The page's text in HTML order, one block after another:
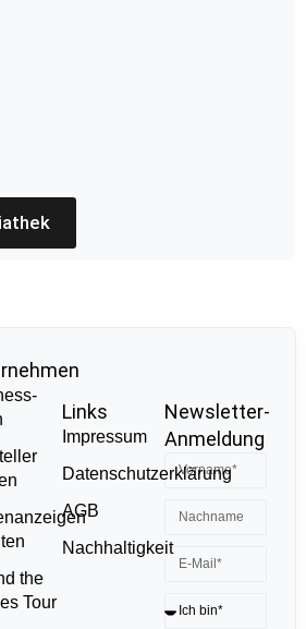
the
Tour
Links
Impressum
Datenschutzerklärung
AGB
Nachhaltigkeit
Newsletter-
Anmeldung